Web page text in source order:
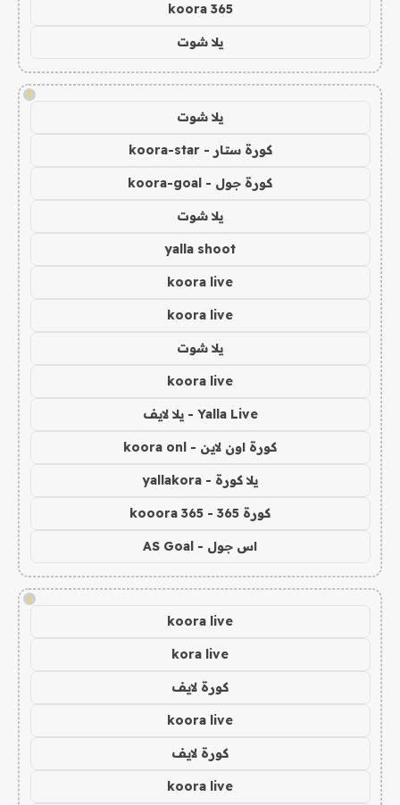
koora 365
يلا شوت
!
يلا شوت
كورة ستار - koora-star
كورة جول - koora-goal
يلا شوت
yalla shoot
koora live
koora live
يلا شوت
koora live
Yalla Live - يلا لايف
كورة اون لاين - koora onl
يلا كورة - yallakora
كورة 365 - kooora 365
اس جول - AS Goal
!
koora live
kora live
كورة لايف
koora live
كورة لايف
koora live